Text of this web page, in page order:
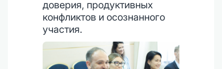
доверия, продуктивных
конфликтов и осознанного
участия.